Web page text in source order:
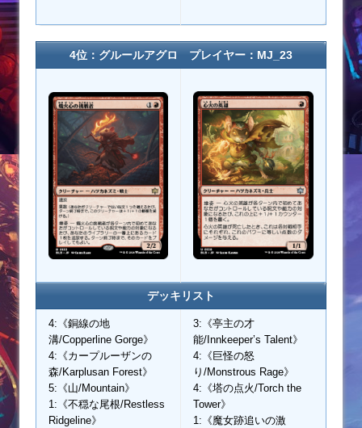
4位：グルールアグロ プレイヤー：MJ_23
デッキリスト
4:《銅線の地
溝/Copperline Gorge》
4:《カープルーザンの
森/Karplusan Forest》
5:《山/Mountain》
1:《不穏な尾根/Restless
Ridgeline》
3:《亭主の才
能/Innkeeper’s Talent》
4:《巨怪の怒
り/Monstrous Rage》
4:《塔の点火/Torch the
Tower》
1:《魔女跡追いの激